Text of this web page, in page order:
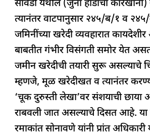
e
b
o
o
k
s
A
p
p
e
dI
n
a
d
s
g
ra
m
सावेडी येथील (जुना हाडांचा
त्यानंतर वाटपानुसार २४५/ब/१ व
जमिनींच्या खरेदी व्यवहारात
बाबतीत गंभीर विसंगती समोर येत
जमीन खरेदीची तयारी सुरू असल्याचे
म्हणजे, मूळ खरेदीखत व त्यानंतर
‘चूक दुरुस्ती लेखा’वर संशयाची छाया
राबवली जात असल्याचे दिसत आहे. या
रमाकांत सोनावणे यांनी प्रांत अधिकारी